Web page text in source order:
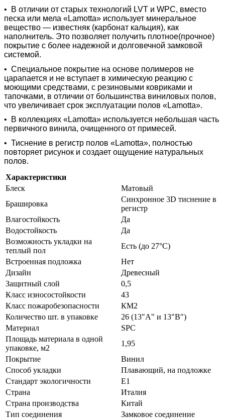
•
В отличии от старых технологий LVT и WPC, вместо
песка или мела «Lamotta» использует минеральное
вещество — известняк (карбонат кальция), как
наполнитель. Это позволяет получить плотное(прочное)
покрытие с более надежной и долговечной замковой
системой.
• Специальное покрытие на основе полимеров не
царапается и не вступает в химическую реакцию с
моющими средствами, с резиновыми ковриками и
тапочками, в отличии от большинства виниловых полов,
что увеличивает срок эксплуатации полов «Lamotta».
•
В коллекциях «Lamotta» используется небольшая часть
первичного винила, очищенного от примесей.
• Тиснение в регистр полов «Lamotta», полностью
повторяет рисунок и создает ощущение натуральных
полов.
Характеристики
Блеск
Матовый
Брашировка
Синхронное 3D тиснение в
регистр
Влагостойкость
Да
Водостойкость
Да
Возможность укладки на
теплый пол
Есть (до 27°С)
Встроенная подложка
Нет
Дизайн
Древесный
Защитный слой
0,5
Класс износостойкости
43
Класс пожаробезопасности
КМ2
Количество шт. в упаковке
26 (13"А" и 13"В")
Материал
SPC
Площадь материала в одной
упаковке, м2
1,95
Покрытие
Винил
Способ укладки
Плавающий, на подложке
Стандарт экологичности
E1
Страна
Италия
Страна производства
Китай
Тип соединения
Замковое соединение